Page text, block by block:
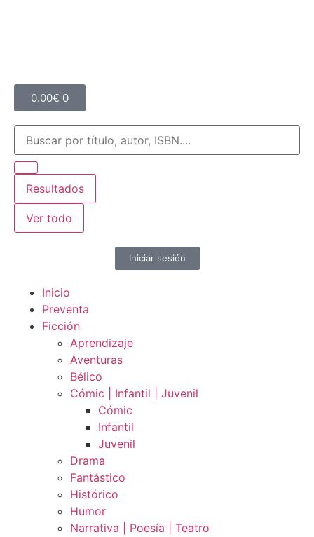
0.00€ 0
Resultados
Ver todo
Iniciar sesión
Inicio
Preventa
Ficción
Aprendizaje
Aventuras
Bélico
Cómic | Infantil | Juvenil
Cómic
Infantil
Juvenil
Drama
Fantástico
Histórico
Humor
Narrativa | Poesía | Teatro